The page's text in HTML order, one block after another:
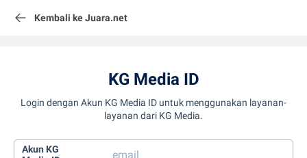
Kembali ke Juara.net
KG Media ID
Login dengan Akun KG Media ID untuk menggunakan layanan-
layanan dari KG Media.
Akun KG